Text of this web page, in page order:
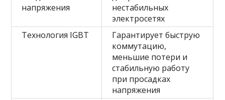
напряжения
нестабильных
электросетях
Технология IGBT
Гарантирует быструю
коммутацию,
меньшие потери и
стабильную работу
при просадках
напряжения